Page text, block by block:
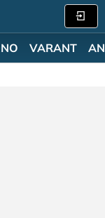
VARANT